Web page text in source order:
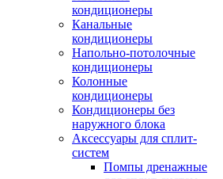
кондиционеры
Канальные
кондиционеры
Напольно-потолочные
кондиционеры
Колонные
кондиционеры
Кондиционеры без
наружного блока
Аксессуары для сплит-
систем
Помпы дренажные